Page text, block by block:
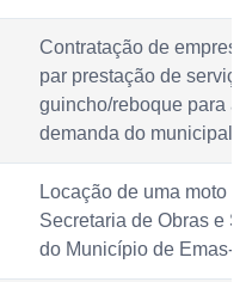
Contratação de
par prestação de
guincho/reboque para
demanda do municipal
Locação de uma moto
Secretaria de Obras e
do Município de Emas-